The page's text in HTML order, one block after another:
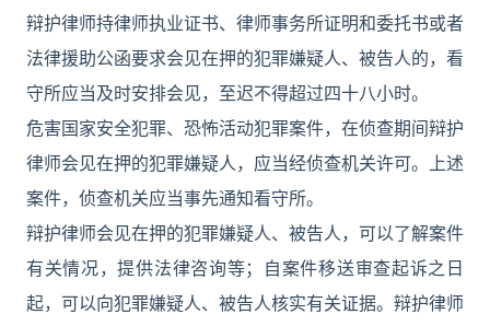
辩护律师持律师执业证书、律师事务所证明和委托书或者
法律援助公函要求会见在押的犯罪嫌疑人、被告人的，看
守所应当及时安排会见，至迟不得超过四十八小时。
危害国家安全犯罪、恐怖活动犯罪案件，在侦查期间辩护
律师会见在押的犯罪嫌疑人，应当经侦查机关许可。上述
案件，侦查机关应当事先通知看守所。
辩护律师会见在押的犯罪嫌疑人、被告人，可以了解案件
有关情况，提供法律咨询等；自案件移送审查起诉之日
起，可以向犯罪嫌疑人、被告人核实有关证据。辩护律师